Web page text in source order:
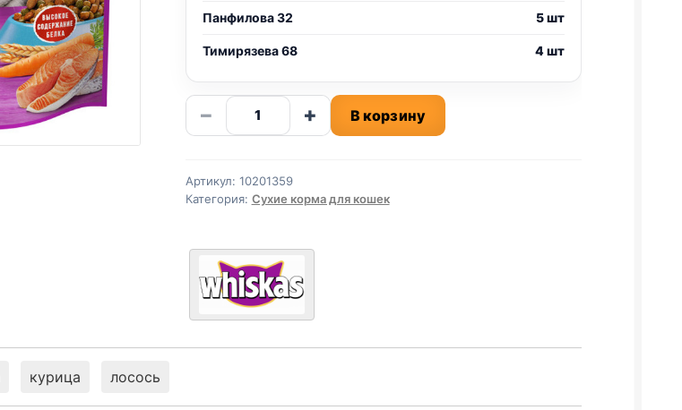
Панфилова 32 5 шт
Тимирязева 68 4 шт
−
Количество
товара
(ЛОСОСЬ)
+ В корзину
Артикул: 10201359
Категория: Сухие корма для кошек
курица лосось